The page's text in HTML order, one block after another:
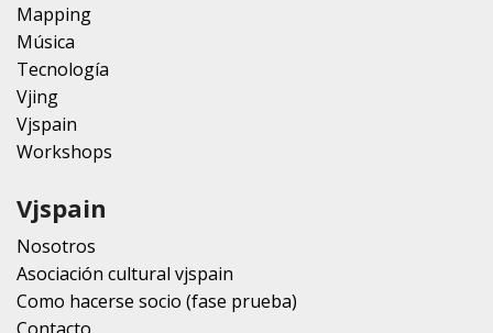
Mapping
Música
Tecnología
Vjing
Vjspain
Workshops
Vjspain
Nosotros
Asociación cultural vjspain
Como hacerse socio (fase prueba)